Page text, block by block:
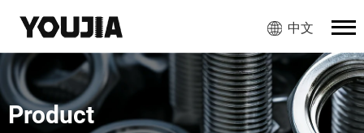
中文
Product